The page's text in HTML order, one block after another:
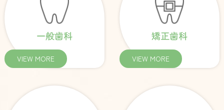
一般歯科
VIEW MORE
矯正歯科
VIEW MORE